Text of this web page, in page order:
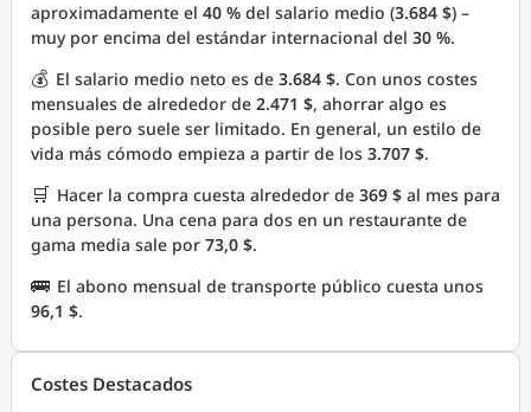
aproximadamente el 40 % del salario medio (3.684 $) –
muy por encima del estándar internacional del 30 %.
💰 El salario medio neto es de 3.684 $. Con unos costes
mensuales de alrededor de 2.471 $, ahorrar algo es
posible pero suele ser limitado. En general, un estilo de
vida más cómodo empieza a partir de los 3.707 $.
🛒 Hacer la compra cuesta alrededor de 369 $ al mes para
una persona. Una cena para dos en un restaurante de
gama media sale por 73,0 $.
🚌 El abono mensual de transporte público cuesta unos
96,1 $.
Costes Destacados